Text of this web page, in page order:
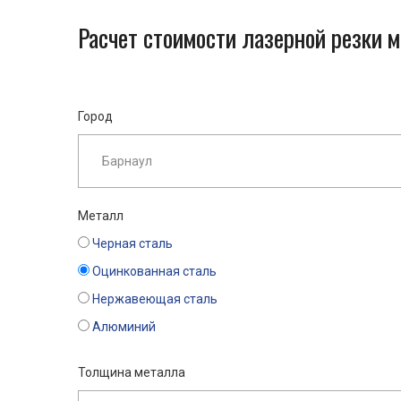
Расчет стоимости лазерной резки
Город
Металл
Черная сталь
Оцинкованная сталь
Нержавеющая сталь
Алюминий
Толщина металла